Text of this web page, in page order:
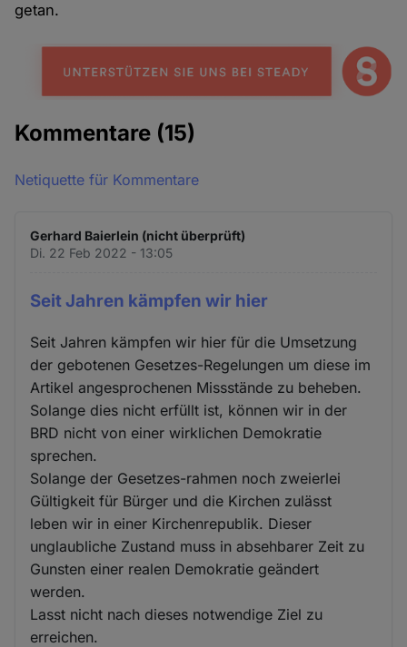
getan.
Kommentare (15)
Netiquette für Kommentare
Gerhard Baierlein (nicht überprüft)
Di. 22 Feb 2022 - 13:05
Seit Jahren kämpfen wir hier
Seit Jahren kämpfen wir hier für die Umsetzung
der gebotenen Gesetzes-Regelungen um diese im
Artikel angesprochenen Missstände zu beheben.
Solange dies nicht erfüllt ist, können wir in der
BRD nicht von einer wirklichen Demokratie
sprechen.
Solange der Gesetzes-rahmen noch zweierlei
Gültigkeit für Bürger und die Kirchen zulässt
leben wir in einer Kirchenrepublik. Dieser
unglaubliche Zustand muss in absehbarer Zeit zu
Gunsten einer realen Demokratie geändert
werden.
Lasst nicht nach dieses notwendige Ziel zu
erreichen.